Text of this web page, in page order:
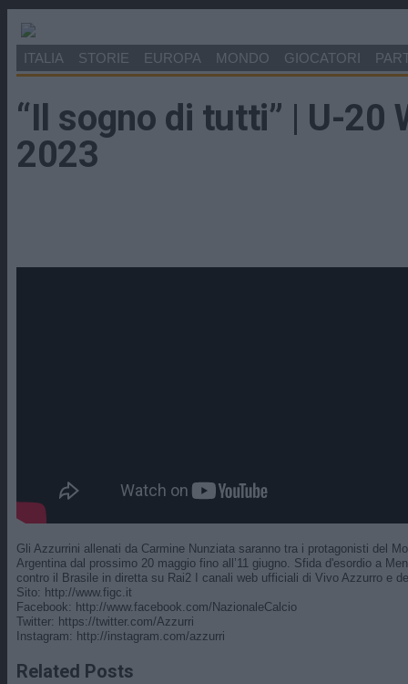
ITALIA STORIE EUROPA MONDO GIOCATORI
“Il sogno di tutti” | U-20
2023
Gli Azzurrini allenati da Carmine Nunziata saranno tra i protagonisti del
Argentina dal prossimo 20 maggio fino all’11 giugno. Sfida d'esordio a
contro il Brasile in diretta su Rai2 I canali web ufficiali di Vivo Azzurro e
Sito: http://www.figc.it​​
Facebook: http://www.facebook.com/NazionaleCalcio​
Twitter: https://twitter.com/Azzurri​
Instagram: http://instagram.com/azzurri
Related Posts